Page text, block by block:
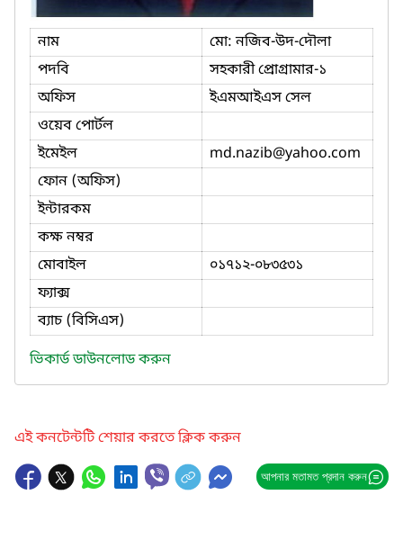
নাম
মো: নজিব-উদ-দৌলা
পদবি
সহকারী প্রোগ্রামার-১
অফিস
ইএমআইএস সেল
ওয়েব পোর্টল
ইমেইল
md.nazib@yahoo.com
ফোন (অফিস)
ইন্টারকম
কক্ষ নম্বর
মোবাইল
০১৭১২-০৮৩৫৩১
ফ্যাক্স
ব্যাচ (বিসিএস)
ভিকার্ড ডাউনলোড করুন
এই কনটেন্টটি শেয়ার করতে ক্লিক করুন
আপনার মতামত প্রদান করুন